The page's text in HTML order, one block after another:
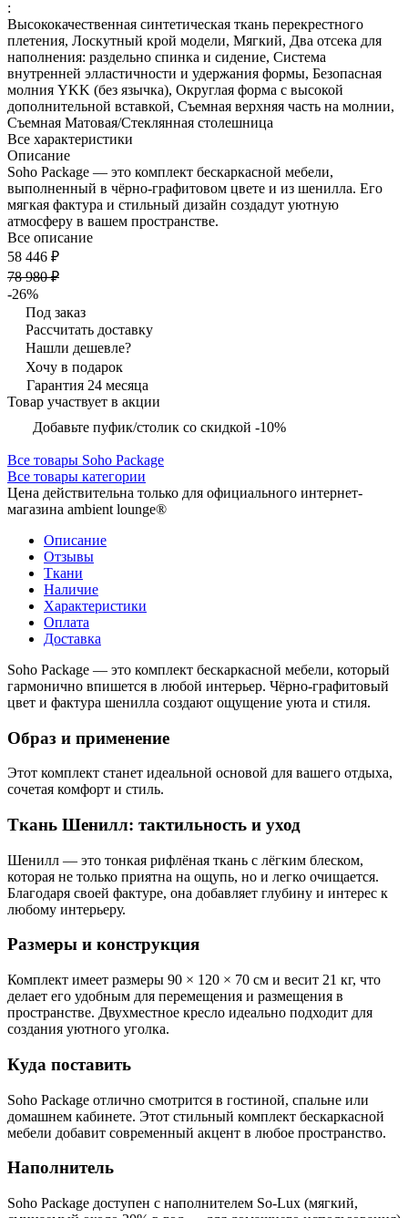
:
Высококачественная синтетическая ткань перекрестного
плетения, Лоскутный крой модели, Мягкий, Два отсека для
наполнения: раздельно спинка и сидение, Система
внутренней элластичности и удержания формы, Безопасная
молния YKK (без язычка), Округлая форма с высокой
дополнительной вставкой, Съемная верхняя часть на молнии,
Съемная Матовая/Стеклянная столешница
Все характеристики
Описание
Soho Package — это комплект бескаркасной мебели,
выполненный в чёрно-графитовом цвете и из шенилла. Его
мягкая фактура и стильный дизайн создадут уютную
атмосферу в вашем пространстве.
Все описание
58 446 ₽
78 980 ₽
-26%
Под заказ
Рассчитать доставку
Нашли дешевле?
Хочу в подарок
Гарантия 24 месяца
Товар участвует в акции
Добавьте пуфик/столик со скидкой -10%
Все товары Soho Package
Все товары категории
Цена действительна только для официального интернет-
магазина ambient lounge®
Описание
Отзывы
Ткани
Наличие
Характеристики
Оплата
Доставка
Soho Package — это комплект бескаркасной мебели, который
гармонично впишется в любой интерьер. Чёрно-графитовый
цвет и фактура шенилла создают ощущение уюта и стиля.
Образ и применение
Этот комплект станет идеальной основой для вашего отдыха,
сочетая комфорт и стиль.
Ткань Шенилл: тактильность и уход
Шенилл — это тонкая рифлёная ткань с лёгким блеском,
которая не только приятна на ощупь, но и легко очищается.
Благодаря своей фактуре, она добавляет глубину и интерес к
любому интерьеру.
Размеры и конструкция
Комплект имеет размеры 90 × 120 × 70 см и весит 21 кг, что
делает его удобным для перемещения и размещения в
пространстве. Двухместное кресло идеально подходит для
создания уютного уголка.
Куда поставить
Soho Package отлично смотрится в гостиной, спальне или
домашнем кабинете. Этот стильный комплект бескаркасной
мебели добавит современный акцент в любое пространство.
Наполнитель
Soho Package доступен с наполнителем So-Lux (мягкий,